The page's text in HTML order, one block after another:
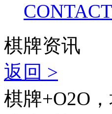
CONTACT
棋牌资讯
返回 >
棋牌+O2O